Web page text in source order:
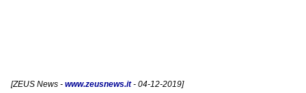
[ZEUS News - www.zeusnews.it- 04-12-2019]